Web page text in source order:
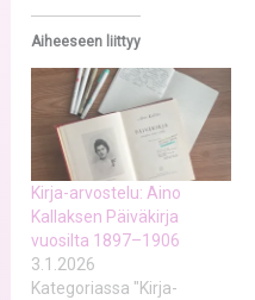
Aiheeseen liittyy
Kirja-arvostelu: Aino
Kallaksen Päiväkirja
vuosilta 1897–1906
3.1.2026
Kategoriassa "Kirja-